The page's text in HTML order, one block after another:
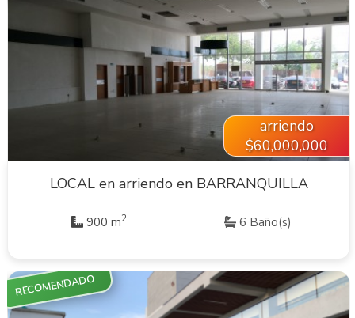
VER INMUEBLE
arriendo
$60,000,000
LOCAL en arriendo en BARRANQUILLA
900 m2 6 Baño(s)
RECOMENDADO